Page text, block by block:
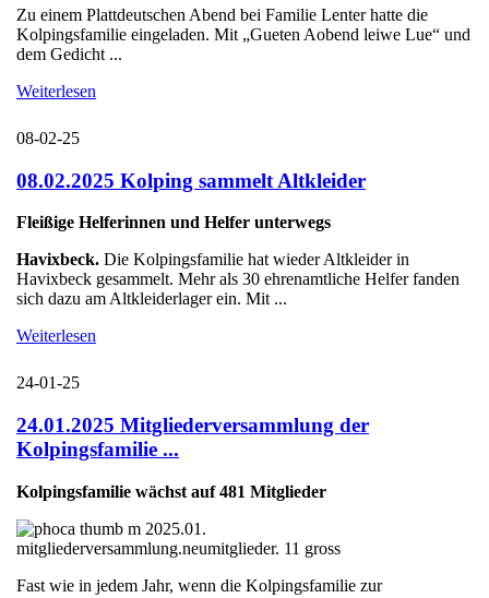
Zu einem Plattdeutschen Abend bei Familie Lenter hatte die
Kolpingsfamilie eingeladen. Mit „Gueten Aobend leiwe Lue“ und
dem Gedicht ...
Weiterlesen
08-02-25
08.02.2025 Kolping sammelt Altkleider
Fleißige Helferinnen und Helfer unterwegs
Havixbeck. Die Kolpingsfamilie hat wieder Altkleider in
Havixbeck gesammelt. Mehr als 30 ehrenamtliche Helfer fanden
sich dazu am Altkleiderlager ein. Mit ...
Weiterlesen
24-01-25
24.01.2025 Mitgliederversammlung der
Kolpingsfamilie ...
Kolpingsfamilie wächst auf 481 Mitglieder
Fast wie in jedem Jahr, wenn die Kolpingsfamilie zur